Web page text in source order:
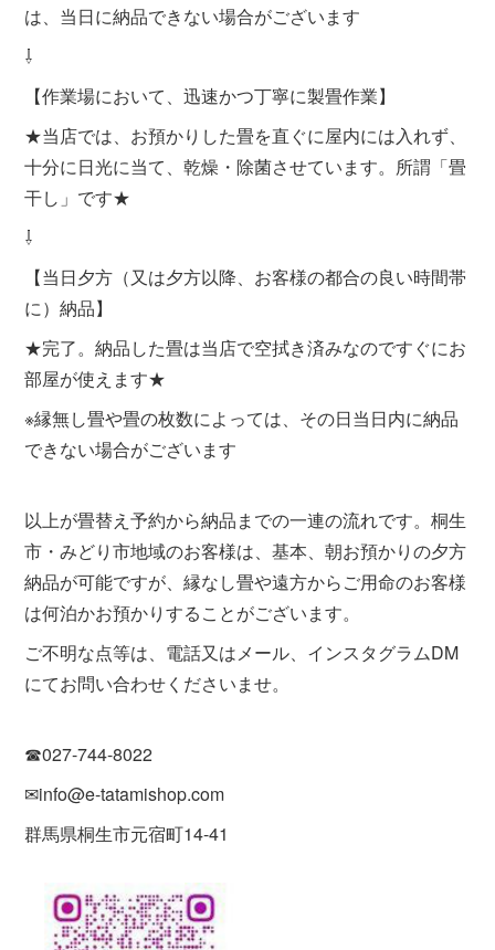
は、当日に納品できない場合がございます
⇩
【作業場において、迅速かつ丁寧に製畳作業】
★当店では、お預かりした畳を直ぐに屋内には入れず、
十分に日光に当て、乾燥・除菌させています。所謂「畳
干し」です★
⇩
【当日夕方（又は夕方以降、お客様の都合の良い時間帯
に）納品】
★完了。納品した畳は当店で空拭き済みなのですぐにお
部屋が使えます★
※縁無し畳や畳の枚数によっては、その日当日内に納品
できない場合がございます
以上が畳替え予約から納品までの一連の流れです。桐生
市・みどり市地域のお客様は、基本、朝お預かりの夕方
納品が可能ですが、縁なし畳や遠方からご用命のお客様
は何泊かお預かりすることがございます。
ご不明な点等は、電話又はメール、インスタグラムDM
にてお問い合わせくださいませ。
☎027-744-8022
✉info@e-tatamishop.com
群馬県桐生市元宿町14-41